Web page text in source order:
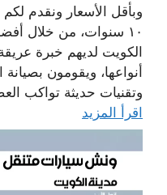
وبأقل الأسعار ونقدم
١٠ سنوات، من خلال
الكويت لديهم خبرة
أنواعها، ويقومون
وتقنيات حديثة تواكب
اقرأ المزيد